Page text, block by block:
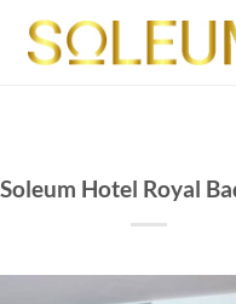
Soleum Hotel Royal